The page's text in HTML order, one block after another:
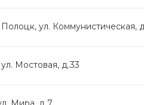
ул. Коммунистическая,
Мостовая, д.33